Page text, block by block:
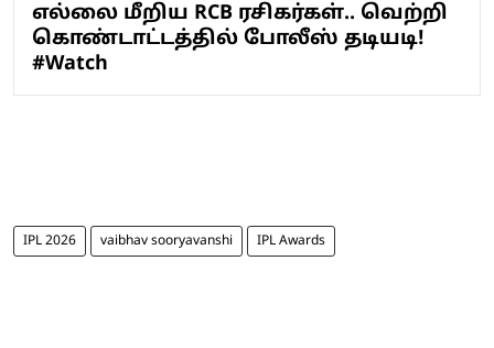
எல்லை மீறிய RCB ரசிகர்கள்.. வெற்றி
கொண்டாட்டத்தில் போலீஸ் தடியடி!
#Watch
IPL 2026 vaibhav sooryavanshi IPL Awards